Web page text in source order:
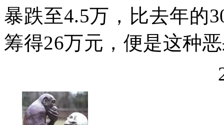
暴跌至4.5万，比去年的
筹得26万元，便是这种